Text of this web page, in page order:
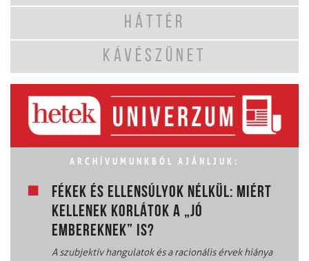
HÁTTÉR
KÁVÉSZÜNET
ARCHÍVUMUNKBÓL AJÁNLJUK:
FÉKEK ÉS ELLENSÚLYOK NÉLKÜL: MIÉRT
KELLENEK KORLÁTOK A „JÓ
EMBEREKNEK” IS?
A szubjektív hangulatok és a racionális érvek hiánya